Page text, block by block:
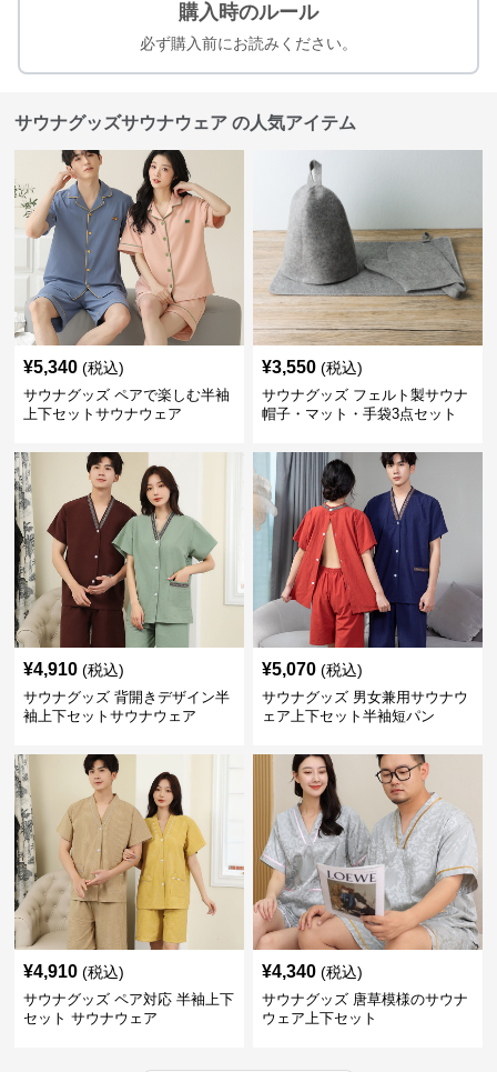
購入時のルール
必ず購入前にお読みください。
サウナグッズサウナウェア の人気アイテム
¥5,340 (税込)
サウナグッズ ペアで楽しむ半袖
上下セットサウナウェア
¥3,550 (税込)
サウナグッズ フェルト製サウナ
帽子・マット・手袋3点セット
¥4,910 (税込)
サウナグッズ 背開きデザイン半
袖上下セットサウナウェア
¥5,070 (税込)
サウナグッズ 男女兼用サウナウ
ェア上下セット半袖短パン
¥4,910 (税込)
サウナグッズ ペア対応 半袖上下
セット サウナウェア
¥4,340 (税込)
サウナグッズ 唐草模様のサウナ
ウェア上下セット